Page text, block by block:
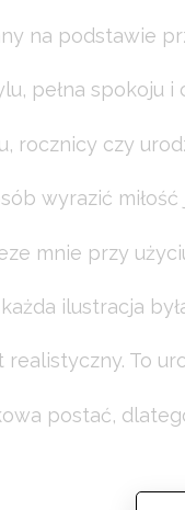
na podstawie
pełna spokoju i
rocznicy czy
wyrazić
mnie przy
ilustracja
To
postać,